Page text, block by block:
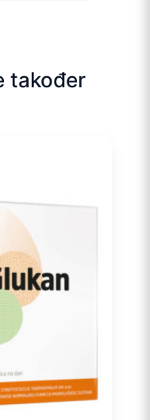
također